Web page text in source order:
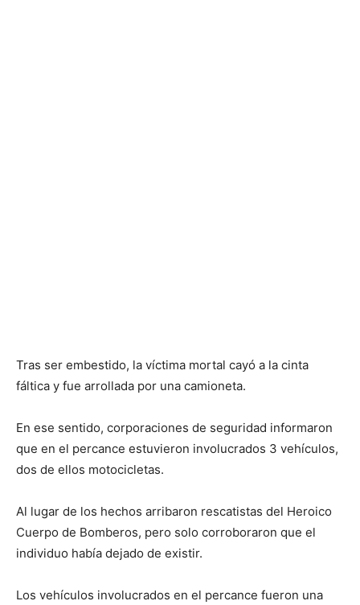
Tras ser embestido, la víctima mortal cayó a la cinta
fáltica y fue arrollada por una camioneta.
En ese sentido, corporaciones de seguridad informaron
que en el percance estuvieron involucrados 3 vehículos,
dos de ellos motocicletas.
Al lugar de los hechos arribaron rescatistas del Heroico
Cuerpo de Bomberos, pero solo corroboraron que el
individuo había dejado de existir.
Los vehículos involucrados en el percance fueron una